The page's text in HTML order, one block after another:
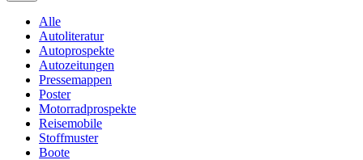
Alle
Autoliteratur
Autoprospekte
Autozeitungen
Pressemappen
Poster
Motorradprospekte
Reisemobile
Stoffmuster
Boote